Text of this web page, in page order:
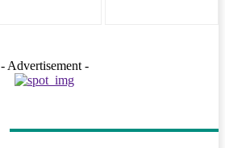
- Advertisement -